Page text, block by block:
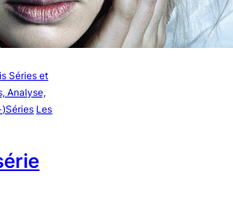
Séries et
Analyse,
Les